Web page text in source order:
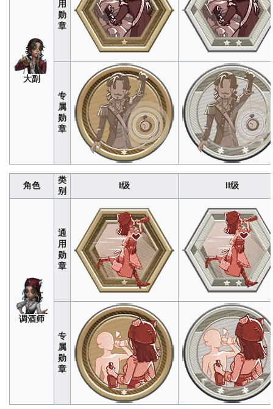
280140042008400
泣
小
丑
44408880
大副
用
勋
章
专
属
勋
章
角色
类
别
I级 II级
调酒师
通
用
勋
章
专
属
勋
章